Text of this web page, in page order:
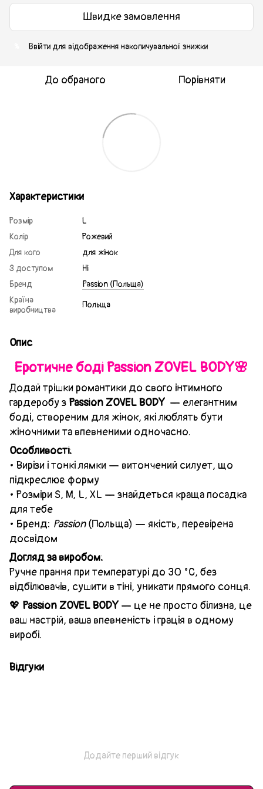
Швидке замовлення
Ввійти для відображення накопичувальної знижки
До обраного Порівняти
Характеристики
Розмір
L
Колір
Рожевий
Для кого
для жінок
З доступом
Ні
Бренд
Passion (Польща)
Країна
виробництва
Польща
Опис
Еротичне боді Passion ZOVEL BODY🌸
Додай трішки романтики до свого інтимного
гардеробу з Passion ZOVEL BODY — елегантним
боді, створеним для жінок, які люблять бути
жіночними та впевненими одночасно.
Особливості:
• Вирізи і тонкі лямки — витончений силует, що
підкреслює форму
• Розміри S, M, L, XL — знайдеться краща посадка
для тебе
• Бренд: Passion(Польща) — якість, перевірена
досвідом
Догляд за виробом:
Ручне прання при температурі до 30 °C, без
відбілювачів, сушити в тіні, уникати прямого сонця.
💖 Passion ZOVEL BODY — це не просто білизна, це
ваш настрій, ваша впевненість і грація в одному
виробі.
Відгуки
Додайте перший відгук